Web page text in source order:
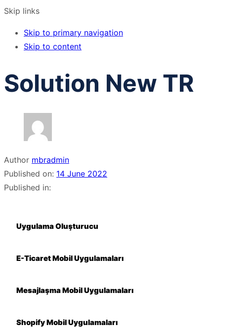
Skip links
Skip to primary navigation
Skip to content
Solution New TR
Author mbradmin
Published on: 14 June 2022
Published in:
Uygulama Oluşturucu
E-Ticaret Mobil Uygulamaları
Mesajlaşma Mobil Uygulamaları
Shopify Mobil Uygulamaları